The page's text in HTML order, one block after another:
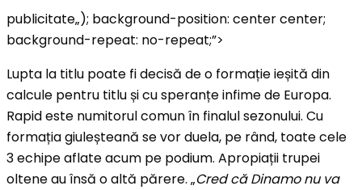
publicitate„); background-position: center center;
background-repeat: no-repeat;”>
Lupta la titlu poate fi decisă de o formație ieșită din
calcule pentru titlu și cu speranțe infime de Europa.
Rapid este numitorul comun în finalul sezonului. Cu
formația giuleșteană se vor duela, pe rând, toate cele
3 echipe aflate acum pe podium. Apropiații trupei
oltene au însă o altă părere. „Cred că Dinamo nu va